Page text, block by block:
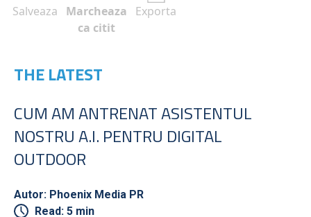
Salveaza
Marcheaza
ca citit
Exporta
THE LATEST
CUM AM ANTRENAT ASISTENTUL
NOSTRU A.I. PENTRU DIGITAL
OUTDOOR
Autor: Phoenix Media PR
Read: 5 min